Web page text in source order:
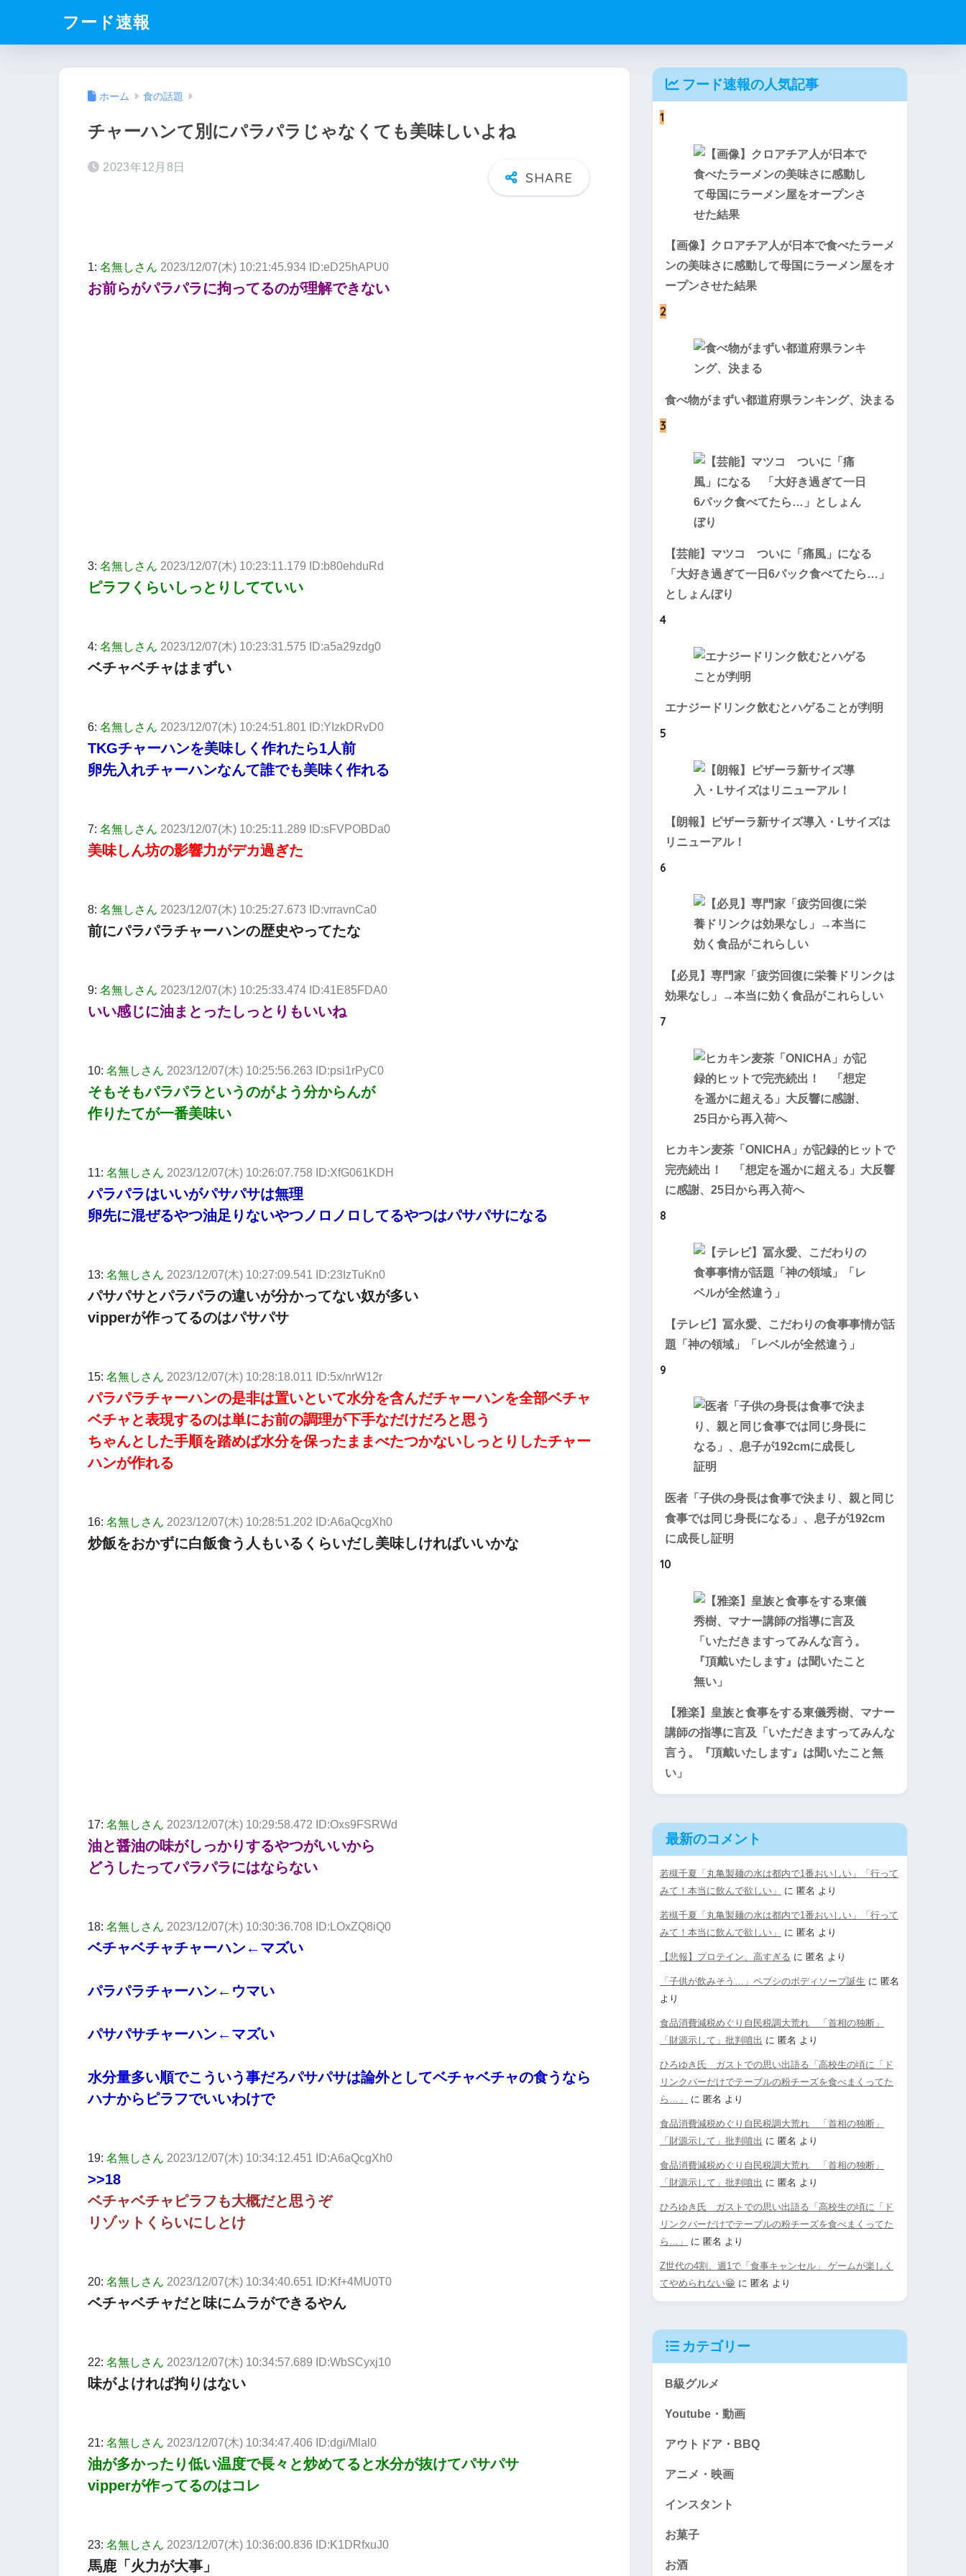
フード速報
ホーム 食の話題
チャーハンて別にパラパラじゃなくても美味しいよね
2023年12月8日
1: 名無しさん 2023/12/07(木) 10:21:45.934 ID:eD25hAPU0
お前らがパラパラに拘ってるのが理解できない
3: 名無しさん 2023/12/07(木) 10:23:11.179 ID:b80ehduRd
ピラフくらいしっとりしてていい
4: 名無しさん 2023/12/07(木) 10:23:31.575 ID:a5a29zdg0
ベチャベチャはまずい
6: 名無しさん 2023/12/07(木) 10:24:51.801 ID:YIzkDRvD0
TKGチャーハンを美味しく作れたら1人前
卵先入れチャーハンなんて誰でも美味く作れる
7: 名無しさん 2023/12/07(木) 10:25:11.289 ID:sFVPOBDa0
美味しん坊の影響力がデカ過ぎた
8: 名無しさん 2023/12/07(木) 10:25:27.673 ID:vrravnCa0
前にパラパラチャーハンの歴史やってたな
9: 名無しさん 2023/12/07(木) 10:25:33.474 ID:41E85FDA0
いい感じに油まとったしっとりもいいね
10: 名無しさん 2023/12/07(木) 10:25:56.263 ID:psi1rPyC0
そもそもパラパラというのがよう分からんが
作りたてが一番美味い
11: 名無しさん 2023/12/07(木) 10:26:07.758 ID:XfG061KDH
パラパラはいいがパサパサは無理
卵先に混ぜるやつ油足りないやつノロノロしてるやつはパサパサになる
13: 名無しさん 2023/12/07(木) 10:27:09.541 ID:23IzTuKn0
パサパサとパラパラの違いが分かってない奴が多い
vipperが作ってるのはパサパサ
15: 名無しさん 2023/12/07(木) 10:28:18.011 ID:5x/nrW12r
パラパラチャーハンの是非は置いといて水分を含んだチャーハンを全部ベチャ
ベチャと表現するのは単にお前の調理が下手なだけだろと思う
ちゃんとした手順を踏めば水分を保ったままべたつかないしっとりしたチャー
ハンが作れる
16: 名無しさん 2023/12/07(木) 10:28:51.202 ID:A6aQcgXh0
炒飯をおかずに白飯食う人もいるくらいだし美味しければいいかな
17: 名無しさん 2023/12/07(木) 10:29:58.472 ID:Oxs9FSRWd
油と醤油の味がしっかりするやつがいいから
どうしたってパラパラにはならない
18: 名無しさん 2023/12/07(木) 10:30:36.708 ID:LOxZQ8iQ0
ベチャベチャチャーハン←マズい
パラパラチャーハン←ウマい
パサパサチャーハン←マズい
水分量多い順でこういう事だろパサパサは論外としてベチャベチャの食うなら
ハナからピラフでいいわけで
19: 名無しさん 2023/12/07(木) 10:34:12.451 ID:A6aQcgXh0
>>18
ベチャベチャピラフも大概だと思うぞ
リゾットくらいにしとけ
20: 名無しさん 2023/12/07(木) 10:34:40.651 ID:Kf+4MU0T0
ベチャベチャだと味にムラができるやん
22: 名無しさん 2023/12/07(木) 10:34:57.689 ID:WbSCyxj10
味がよければ拘りはない
21: 名無しさん 2023/12/07(木) 10:34:47.406 ID:dgi/Mlal0
油が多かったり低い温度で長々と炒めてると水分が抜けてパサパサ
vipperが作ってるのはコレ
23: 名無しさん 2023/12/07(木) 10:36:00.836 ID:K1DRfxuJ0
馬鹿「火力が大事」
フード速報の人気記事
1
【画像】クロアチア人が日本で食べたラーメ
ンの美味さに感動して母国にラーメン屋をオ
ープンさせた結果
2
食べ物がまずい都道府県ランキング、決まる
3
【芸能】マツコ ついに「痛風」になる
「大好き過ぎて一日6パック食べてたら…」
としょんぼり
4
エナジードリンク飲むとハゲることが判明
5
【朗報】ピザーラ新サイズ導入・Lサイズは
リニューアル！
6
【必見】専門家「疲労回復に栄養ドリンクは
効果なし」→本当に効く食品がこれらしい
7
ヒカキン麦茶「ONICHA」が記録的ヒットで
完売続出！ 「想定を遥かに超える」大反響
に感謝、25日から再入荷へ
8
【テレビ】冨永愛、こだわりの食事事情が話
題「神の領域」「レベルが全然違う」
9
医者「子供の身長は食事で決まり、親と同じ
食事では同じ身長になる」、息子が192cm
に成長し証明
10
【雅楽】皇族と食事をする東儀秀樹、マナー
講師の指導に言及「いただきますってみんな
言う。『頂戴いたします』は聞いたこと無
い」
最新のコメント
若槻千夏「丸亀製麺の水は都内で1番おいしい」「行って
みて！本当に飲んで欲しい」
に 匿名 より
若槻千夏「丸亀製麺の水は都内で1番おいしい」「行って
みて！本当に飲んで欲しい」
に 匿名 より
【悲報】プロテイン、高すぎる に 匿名 より
「子供が飲みそう…」ペプシのボディソープ誕生 に 匿名
より
食品消費減税めぐり自民税調大荒れ 「首相の独断」
「財源示して」批判噴出 に 匿名 より
ひろゆき氏 ガストでの思い出語る「高校生の頃に「ド
リンクバーだけでテーブルの粉チーズを食べまくってた
ら…」
に 匿名 より
食品消費減税めぐり自民税調大荒れ 「首相の独断」
「財源示して」批判噴出 に 匿名 より
食品消費減税めぐり自民税調大荒れ 「首相の独断」
「財源示して」批判噴出 に 匿名 より
ひろゆき氏 ガストでの思い出語る「高校生の頃に「ド
リンクバーだけでテーブルの粉チーズを食べまくってた
ら…」
に 匿名 より
Z世代の4割、週1で「食事キャンセル」 ゲームが楽しく
てやめられない😁 に 匿名 より
カテゴリー
B級グルメ
Youtube・動画
アウトドア・BBQ
アニメ・映画
インスタント
お菓子
お酒